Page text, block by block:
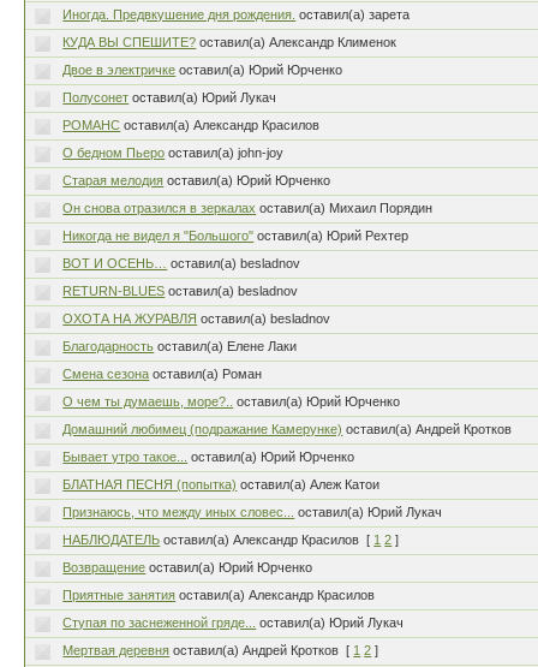
Иногда. Предвкушение дня рождения. оставил(а) зарета
КУДА ВЫ СПЕШИТЕ? оставил(а) Александр Клименок
Двое в электричке оставил(а) Юрий Юрченко
Полусонет оставил(а) Юрий Лукач
РОМАНС оставил(а) Александр Красилов
О бедном Пьеро оставил(а) john-joy
Старая мелодия оставил(а) Юрий Юрченко
Он снова отразился в зеркалах оставил(а) Михаил Порядин
Никогда не видел я "Большого" оставил(а) Юрий Рехтер
ВОТ И ОСЕНЬ…
оставил(а) besladnov
RETURN-BLUES оставил(а) besladnov
ОХОТА НА ЖУРАВЛЯ оставил(а) besladnov
Благодарность оставил(а) Елене Лаки
Смена сезона оставил(а) Роман
О чем ты думаешь, море?..
оставил(а) Юрий Юрченко
Домашний любимец (подражание Камерунке) оставил(а) Андрей Кротков
Бывает утро такое...
оставил(а) Юрий Юрченко
БЛАТНАЯ ПЕСНЯ (попытка) оставил(а) Алеж Катои
Признаюсь, что между иных словес...
оставил(а) Юрий Лукач
НАБЛЮДАТЕЛЬ оставил(а) Александр Красилов [ 1 2 ]
Возвращение оставил(а) Юрий Юрченко
Приятные занятия оставил(а) Александр Красилов
Ступая по заснеженной гряде...
оставил(а) Юрий Лукач
Мертвая деревня оставил(а) Андрей Кротков [ 1 2 ]